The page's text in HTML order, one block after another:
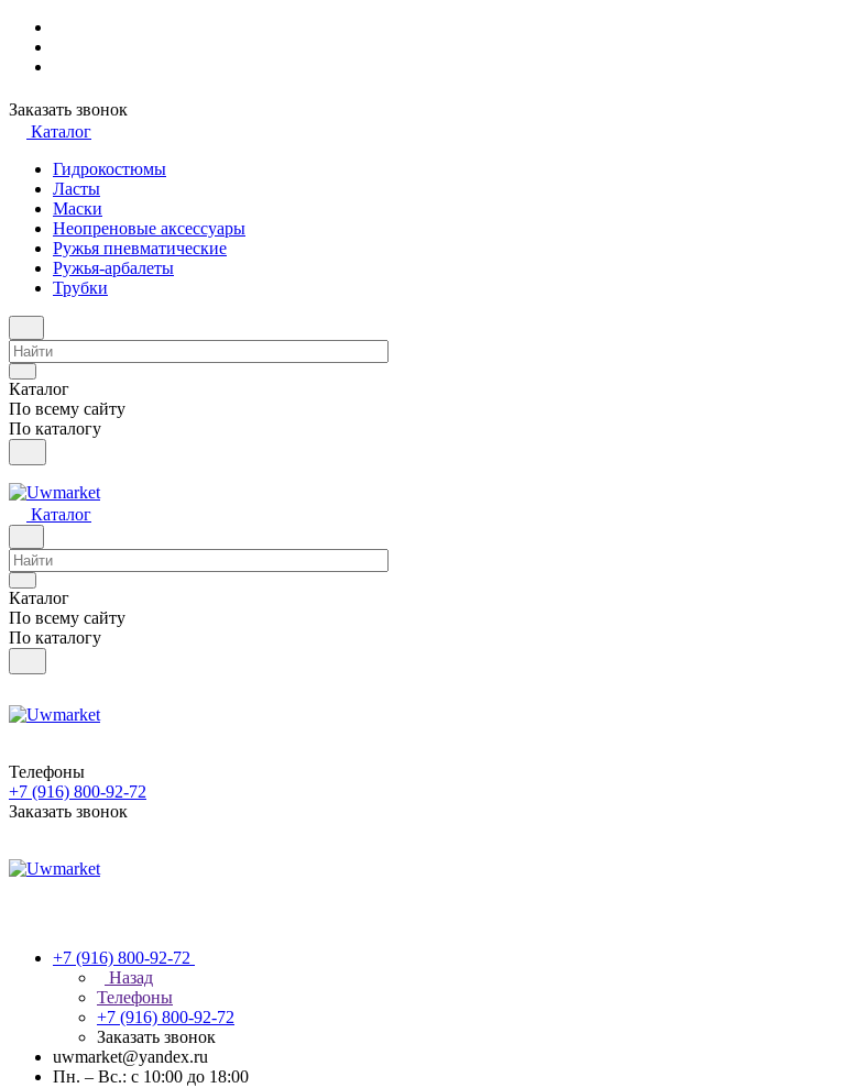
Заказать звонок
Каталог
Гидрокостюмы
Ласты
Маски
Неопреновые аксессуары
Ружья пневматические
Ружья-арбалеты
Трубки
Каталог
По всему сайту
По каталогу
Каталог
Каталог
По всему сайту
По каталогу
Телефоны
+7 (916) 800-92-72
Заказать звонок
+7 (916) 800-92-72
Назад
Телефоны
+7 (916) 800-92-72
Заказать звонок
uwmarket@yandex.ru
Пн. – Вс.: с 10:00 до 18:00